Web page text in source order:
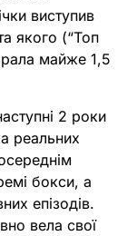
виступив
якого (“Топ
майже 1,5
2 роки
реальних
бокси, а
епізодів.
вела свої